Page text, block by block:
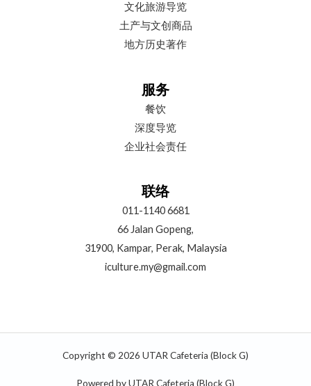
文化旅游导览
土产与文创商品
地方历史著作
服务
餐饮
深度导览
企业社会责任
联络
011-1140 6681
66 Jalan Gopeng,
31900, Kampar, Perak, Malaysia
iculture.my@gmail.com
Copyright © 2026 UTAR Cafeteria (Block G)
Powered by UTAR Cafeteria (Block G)